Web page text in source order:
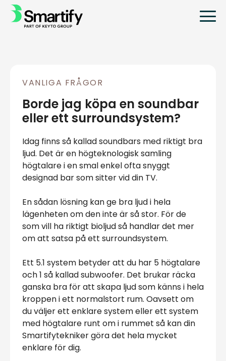
VANLIGA FRÅGOR
Borde jag köpa en soundbar
eller ett surroundsystem?
Idag finns så kallad soundbars med riktigt bra
ljud. Det är en högteknologisk samling
högtalare i en smal enkel ofta snyggt
designad bar som sitter vid din TV.
En sådan lösning kan ge bra ljud i hela
lägenheten om den inte är så stor. För de
som vill ha riktigt bioljud så handlar det mer
om att satsa på ett surroundsystem.
Ett 5.1 system betyder att du har 5 högtalare
och 1 så kallad subwoofer. Det brukar räcka
ganska bra för att skapa ljud som känns i hela
kroppen i ett normalstort rum. Oavsett om
du väljer ett enklare system eller ett system
med högtalare runt om i rummet så kan din
Smartifytekniker göra det hela mycket
enklare för dig.